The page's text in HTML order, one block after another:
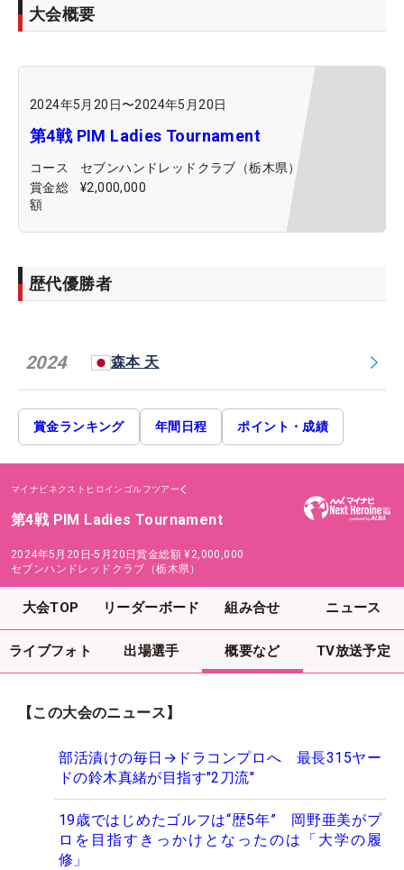
大会概要
2024年5月20日〜2024年5月20日
第4戦 PIM Ladies Tournament
コース
セブンハンドレッドクラブ（栃木県）
賞金総
額
¥2,000,000
歴代優勝者
2024 森本 天
賞金ランキング 年間日程 ポイント・成績
マイナビネクストヒロインゴルフツアー
第4戦 PIM Ladies Tournament
2024年5月20日-5月20日賞金総額 ¥2,000,000
セブンハンドレッドクラブ（栃木県）
大会TOP リーダーボード 組み合せ ニュース
ライブフォト 出場選手 概要など TV放送予定
【この大会のニュース】
部活漬けの毎日→ドラコンプロへ 最長315ヤー
ドの鈴木真緒が目指す"2刀流"
19歳ではじめたゴルフは“歴5年” 岡野亜美がプ
ロを目指すきっかけとなったのは「大学の履
修」